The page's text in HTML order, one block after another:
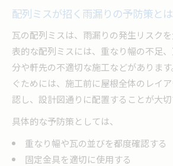
配列ミスが招く雨漏りの予防策とは
瓦の配列ミスは、雨漏りの発生リスク
表的な配列ミスには、重なり幅の不足
分や軒先の不適切な施工などがありま
ぐためには、施工前に屋根全体のレイ
認し、設計図通りに配置することが大切
具体的な予防策としては、
重なり幅や瓦の並びを都度確認する
固定金具を適切に使用する